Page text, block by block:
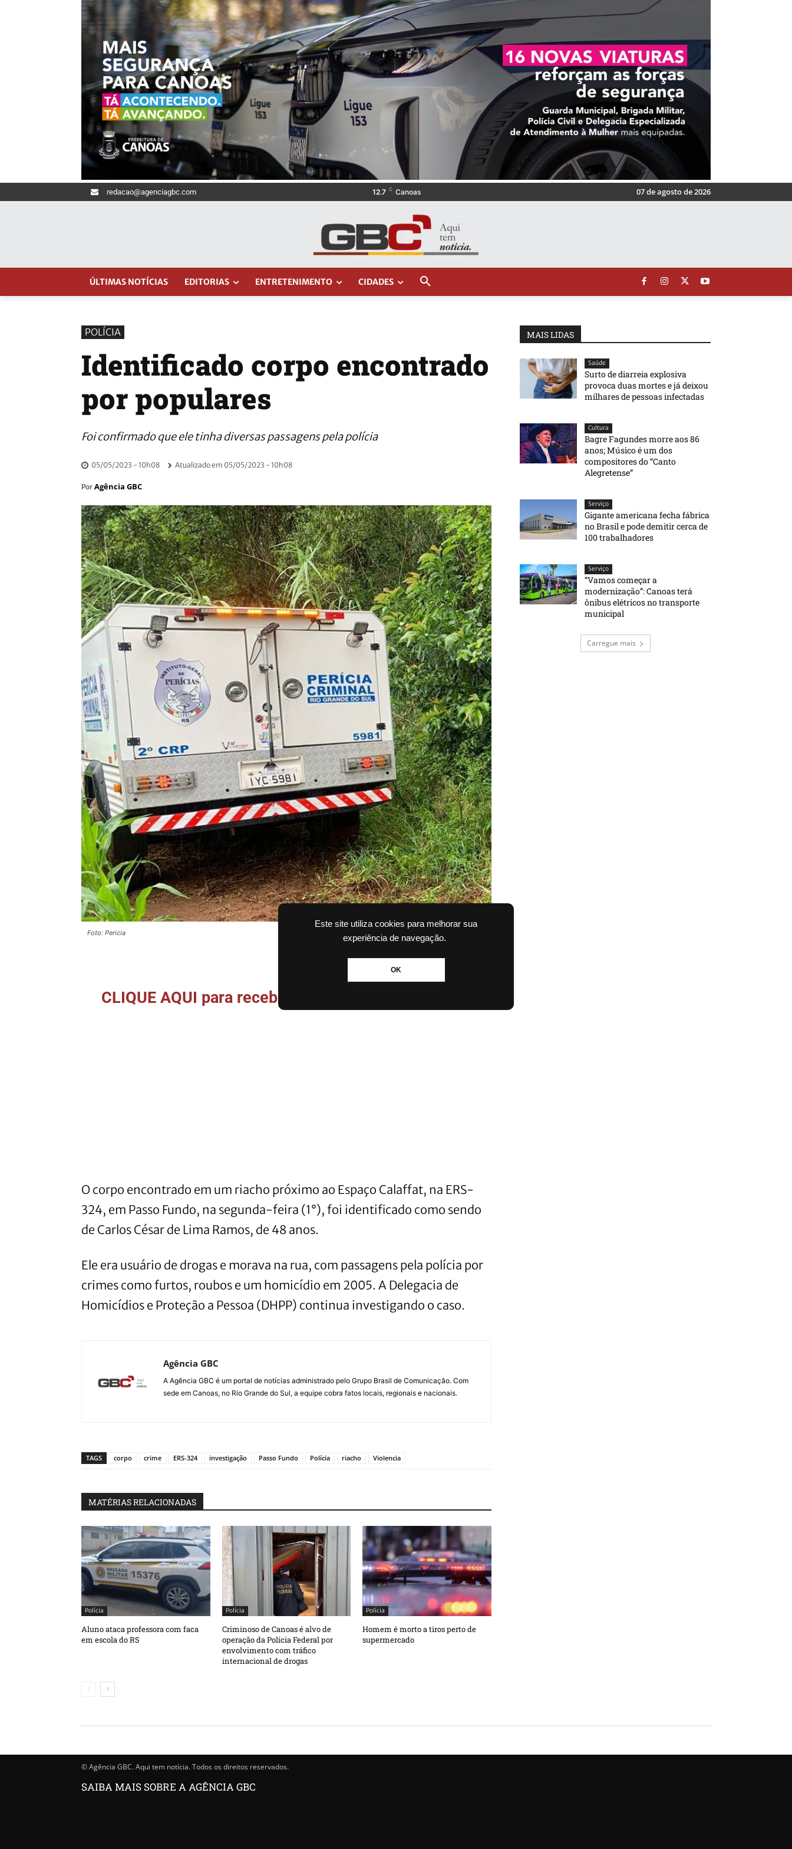
Este site utiliza cookies para melhorar sua
experiência de navegação.
OK
redacao@agenciagbc.com 12.7 C Canoas 07 de agosto de 2026
ÚLTIMAS NOTÍCIAS EDITORIAS ENTRETENIMENTO CIDADES
POLÍCIA
Identificado corpo encontrado
por populares
Foi confirmado que ele tinha diversas passagens pela polícia
05/05/2023 - 10h08 Atualizado em 05/05/2023 - 10h08
Por Agência GBC
Foto: Pericia
CLIQUE AQUI para receber as notícias no WhatsApp
O corpo encontrado em um riacho próximo ao Espaço Calaffat, na ERS-
324, em Passo Fundo, na segunda-feira (1°), foi identificado como sendo
de Carlos César de Lima Ramos, de 48 anos.
Ele era usuário de drogas e morava na rua, com passagens pela polícia por
crimes como furtos, roubos e um homicídio em 2005. A Delegacia de
Homicídios e Proteção a Pessoa (DHPP) continua investigando o caso.
Agência GBC
A Agência GBC é um portal de notícias administrado pelo Grupo Brasil de Comunicação. Com
sede em Canoas, no Rio Grande do Sul, a equipe cobra fatos locais, regionais e nacionais.
TAGS corpo crime ERS-324 investigação Passo Fundo Polícia riacho Violencia
MATÉRIAS RELACIONADAS
Polícia
Aluno ataca professora com faca
em escola do RS
Polícia
Criminoso de Canoas é alvo de
operação da Polícia Federal por
envolvimento com tráfico
internacional de drogas
Polícia
Homem é morto a tiros perto de
supermercado
MAIS LIDAS
Saúde
Surto de diarreia explosiva
provoca duas mortes e já deixou
milhares de pessoas infectadas
Cultura
Bagre Fagundes morre aos 86
anos; Músico é um dos
compositores do “Canto
Alegretense”
Serviço
Gigante americana fecha fábrica
no Brasil e pode demitir cerca de
100 trabalhadores
Serviço
“Vamos começar a
modernização”: Canoas terá
ônibus elétricos no transporte
municipal
Carregue mais
© Agência GBC. Aqui tem notícia. Todos os direitos reservados.
SAIBA MAIS SOBRE A AGÊNCIA GBC